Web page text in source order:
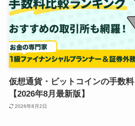
仮想通貨・ビットコインの手数
【2026年8月最新版】
2026年8月2日